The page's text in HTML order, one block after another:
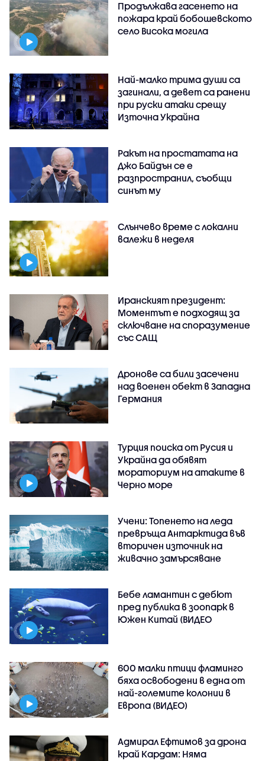
Продължава гасенето на
пожара край бобошевското
село Висока могила
Най-малко трима души са
загинали, а девет са ранени
при руски атаки срещу
Източна Украйна
Ракът на простатата на
Джо Байдън се е
разпространил, съобщи
синът му
Слънчево време с локални
валежи в неделя
Иранският президент:
Моментът е подходящ за
сключване на споразумение
със САЩ
Дронове са били засечени
над военен обект в Западна
Германия
Турция поиска от Русия и
Украйна да обявят
мораториум на атаките в
Черно море
Учени: Топенето на леда
превръща Антарктида във
вторичен източник на
живачно замърсяване
Бебе ламантин с дебют
пред публика в зоопарк в
Южен Китай (ВИДЕО
600 малки птици фламинго
бяха освободени в една от
най-големите колонии в
Европа (ВИДЕО)
Адмирал Ефтимов за дрона
край Кардам: Няма